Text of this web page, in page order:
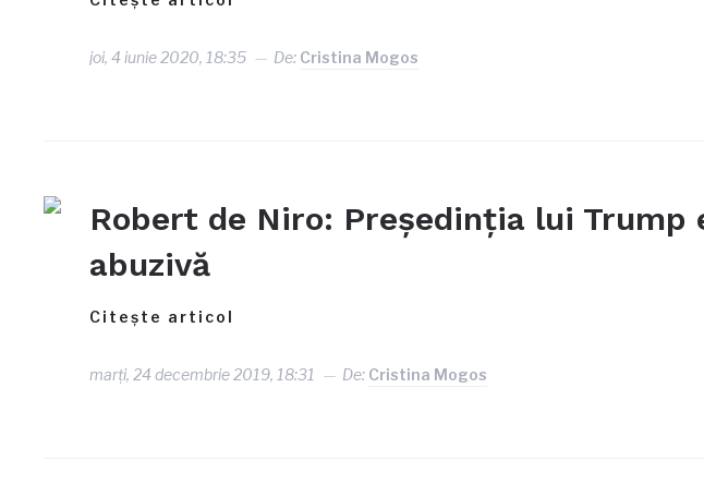
joi, 4 iunie 2020, 18:35 De: Cristina Mogos
Robert de Niro: Președinția lui Trump
abuzivă
Citește articol
marți, 24 decembrie 2019, 18:31 De: Cristina Mogos